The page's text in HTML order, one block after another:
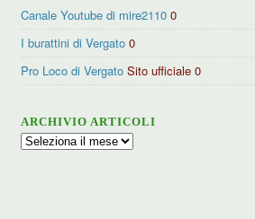
Canale Youtube di mire2110 0
I burattini di Vergato 0
Pro Loco di Vergato Sito ufficiale 0
ARCHIVIO ARTICOLI
Archivio